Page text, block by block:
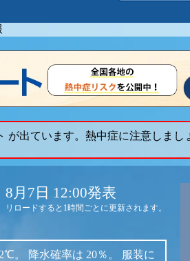
が出ています。熱中症に注意しまし
8月7日 12:00発表
リロードすると1時間ごとに更新されます。
。 降水確率は 20％。
服装に